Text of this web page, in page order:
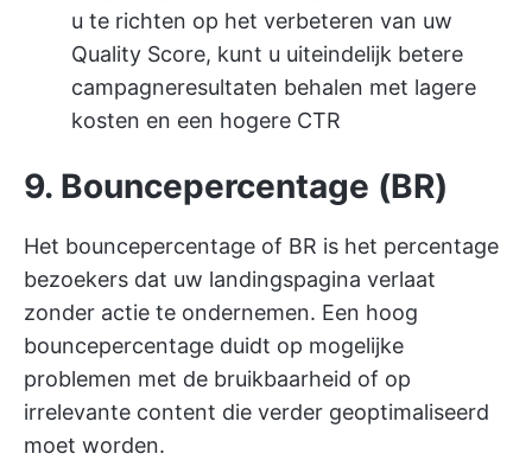
u te richten op het verbeteren van uw
Quality Score, kunt u uiteindelijk betere
campagneresultaten behalen met lagere
kosten en een hogere CTR
9. Bouncepercentage (BR)
Het bouncepercentage of BR is het percentage
bezoekers dat uw landingspagina verlaat
zonder actie te ondernemen. Een hoog
bouncepercentage duidt op mogelijke
problemen met de bruikbaarheid of op
irrelevante content die verder geoptimaliseerd
moet worden.